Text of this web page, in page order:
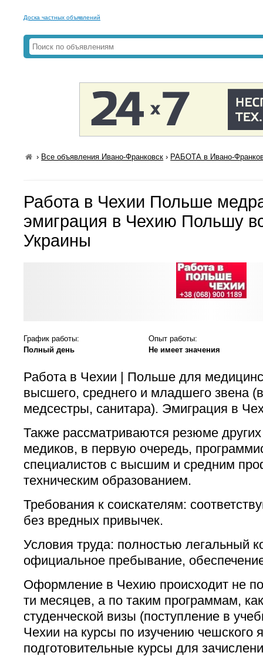
Доска частных объявлений
› Все объявления Ивано-Франковск › РАБОТА в Ивано-
Работа в Чехии Польше
эмиграция в Чехию Польшу
Украины
График работы:
Полный день
Опыт работы:
Не имеет значения
Работа в Чехии | Польше для
высшего, среднего и младшего звена
медсестры, санитара). Эмиграция в
Также рассматриваются резюме
медиков, в первую очередь,
специалистов с высшим и средним
техническим образованием.
Требования к соискателям:
без вредных привычек.
Условия труда: полностью легальный
официальное пребывание,
Оформление в Чехию происходит не
ти месяцев, а по таким программам,
студенческой визы (поступление в
Чехии на курсы по изучению чешского
подготовительные курсы для